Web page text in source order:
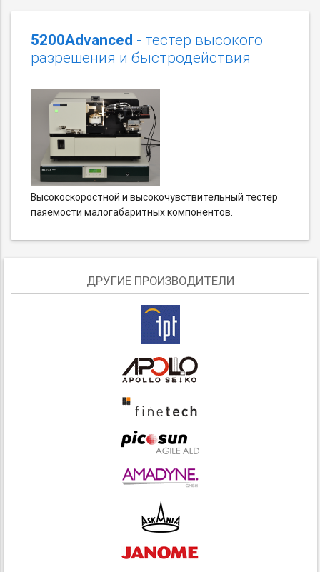
5200Advanced - тестер высокого
разрешения и быстродействия
Высокоскоростной и высокочувствительный тестер
паяемости малогабаритных компонентов.
ДРУГИЕ ПРОИЗВОДИТЕЛИ